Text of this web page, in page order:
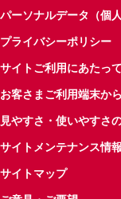
パーソナルデータ（個
プライバシーポリシー
サイトご利用にあたって
お客さまご利用端末か
見やすさ・使いやすさ
サイトメンテナンス情報
サイトマップ